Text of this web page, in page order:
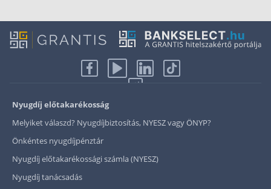
Nyugdíj előtakarékosság
Melyiket válaszd? Nyugdíjbiztosítás, NYESZ vagy ÖNYP?
Önkéntes nyugdíjpénztár
Nyugdíj előtakarékossági számla (NYESZ)
Nyugdíj tanácsadás